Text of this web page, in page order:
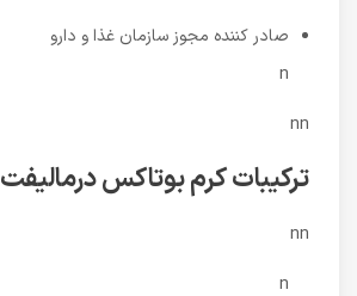
صادر کننده مجوز سازمان غذا و دارو
n
nn
ترکیبات کرم بوتاکس درمالیفت
nn
n